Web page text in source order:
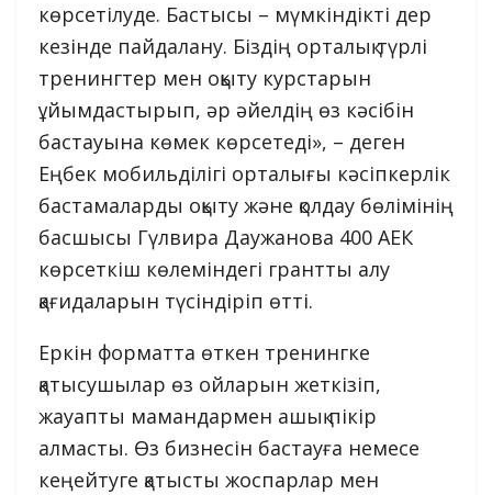
көрсетілуде. Бастысы – мүмкіндікті дер
кезінде пайдалану. Біздің орталық түрлі
тренингтер мен оқыту курстарын
ұйымдастырып, әр әйелдің өз кәсібін
бастауына көмек көрсетеді», – деген
Еңбек мобильділігі орталығы кәсіпкерлік
бастамаларды оқыту және қолдау бөлімінің
басшысы Гүлвира Даужанова 400 АЕК
көрсеткіш көлеміндегі грантты алу
қағидаларын түсіндіріп өтті.
Еркін форматта өткен тренингке
қатысушылар өз ойларын жеткізіп,
жауапты мамандармен ашық пікір
алмасты. Өз бизнесін бастауға немесе
кеңейтуге қатысты жоспарлар мен